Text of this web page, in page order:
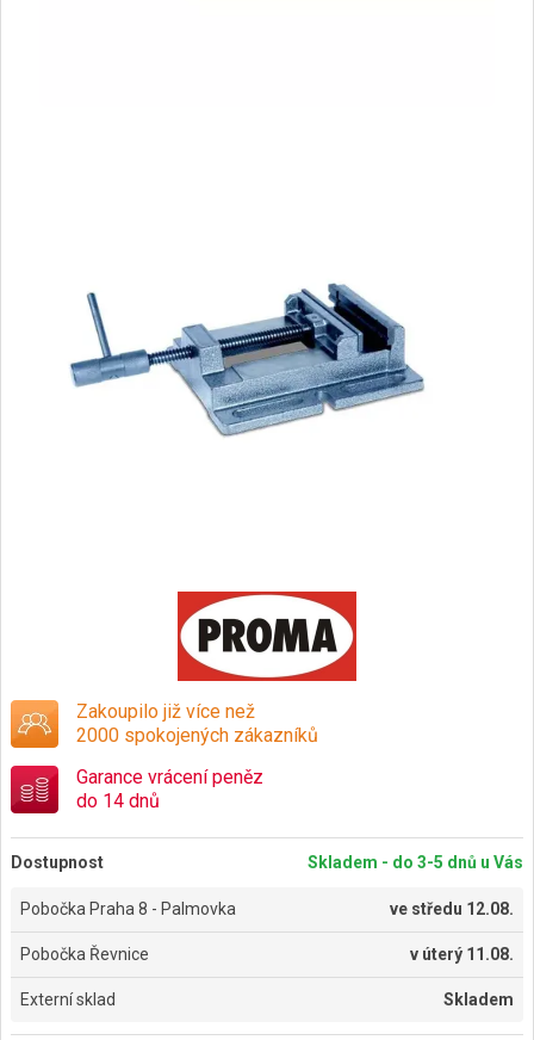
Zakoupilo již více než
2000 spokojených zákazníků
Garance vrácení peněz
do 14 dnů
Dostupnost Skladem - do 3-5 dnů u Vás
Pobočka Praha 8 - Palmovka ve středu 12.08.
Pobočka Řevnice v úterý 11.08.
Externí sklad Skladem